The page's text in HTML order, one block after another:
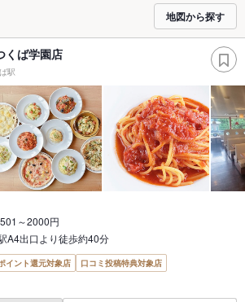
地図から探す
くば学園店
駅
～2000円
A4出口より徒歩約40分
イント還元対象店
口コミ投稿特典対象店